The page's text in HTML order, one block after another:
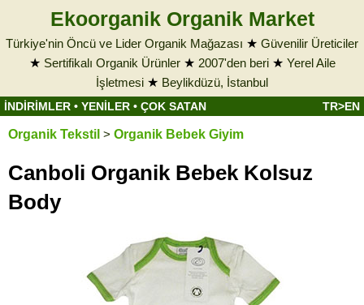
Ekoorganik Organik Market
Türkiye'nin Öncü ve Lider Organik Mağazası ★ Güvenilir Üreticiler
★ Sertifikalı Organik Ürünler★ 2007'den beri★ Yerel Aile
İşletmesi ★ Beylikdüzü, İstanbul
İNDİRİMLER • YENİLER • ÇOK SATAN TR>EN
Organik Tekstil > Organik Bebek Giyim
Canboli Organik Bebek Kolsuz
Body